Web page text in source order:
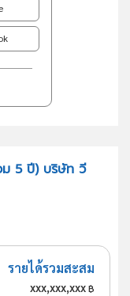
ม 5 ปี) บริษัท วี
รายได้รวมสะสม
xxx,xxx,xxx฿